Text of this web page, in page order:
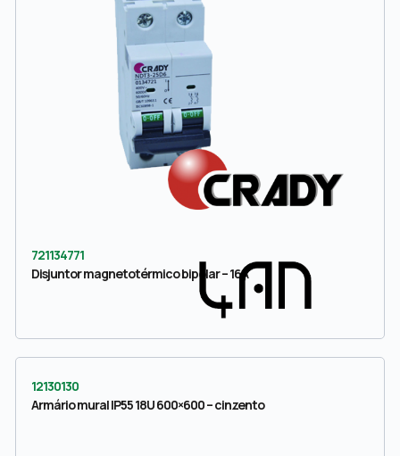
721134771
Disjuntor magnetotérmico bipolar – 16A
12130130
Armário mural IP55 18U 600×600 – cinzento